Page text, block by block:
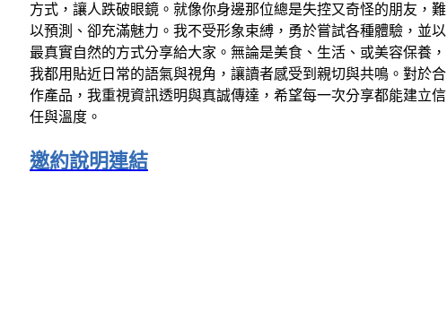
方式，讓人跌破眼鏡。就像你身邊那位總是失控又奇怪的朋友，難
以預測、卻充滿魅力。我不受形象束縛，勇於嘗試各種體驗，並以
最真實自然的方式分享給大家。無論是美食、生活、或美容保養，
我都用貼近日常的語氣與視角，讓讀者感受到親切與共鳴。對於合
作產品，我重視資訊透明與真誠傳達，希望每一次分享都能建立信
任與溫度。
邀約說明連結